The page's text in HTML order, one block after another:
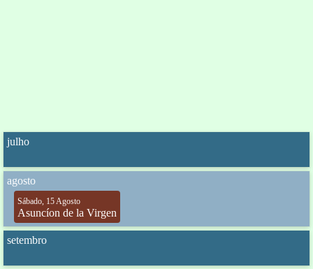
julho
agosto
Sábado, 15 Agosto
Asuncíon de la Virgen
setembro